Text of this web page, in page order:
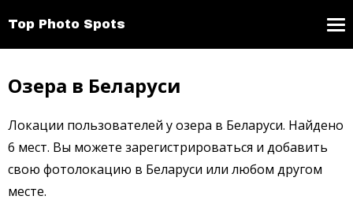
Top Photo Spots
Озера в Беларуси
Локации пользователей у озера в Беларуси. Найдено
6 мест. Вы можете зарегистрироваться и добавить
свою фотолокацию в Беларуси или любом другом
месте.